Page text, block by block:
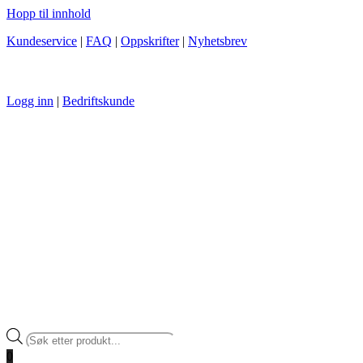
Hopp til innhold
Kundeservice | FAQ | Oppskrifter| Nyhetsbrev
Logg inn | Bedriftskunde
Products
search
0